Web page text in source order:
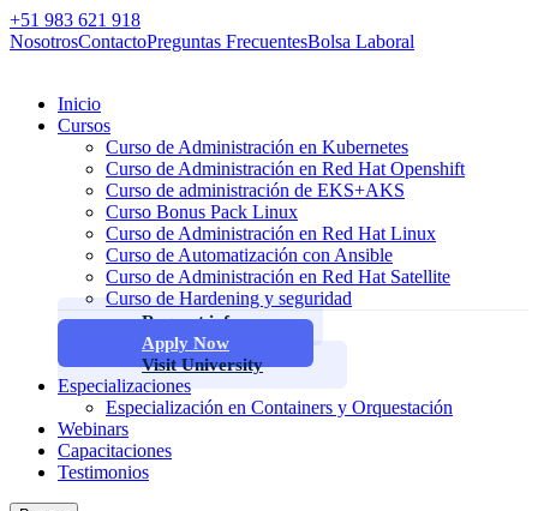
+51 983 621 918
NosotrosContactoPreguntas FrecuentesBolsa Laboral
Inicio
Cursos
Curso de Administración en Kubernetes
Curso de Administración en Red Hat Openshift
Curso de administración de EKS+AKS
Curso Bonus Pack Linux
Curso de Administración en Red Hat Linux
Curso de Automatización con Ansible
Curso de Administración en Red Hat Satellite
Curso de Hardening y seguridad
Request info
Apply Now
Visit University
Especializaciones
Especialización en Containers y Orquestación
Webinars
Capacitaciones
Testimonios